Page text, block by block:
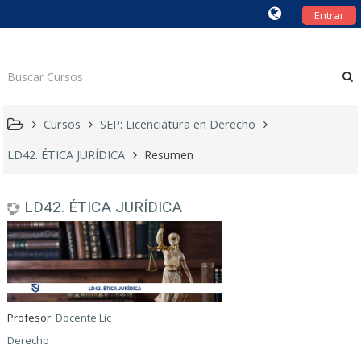
Entrar
Cursos
SEP: Licenciatura en Derecho
LD42. ÉTICA JURÍDICA
Resumen
LD42. ÉTICA JURÍDICA
Profesor:Docente Lic
Derecho